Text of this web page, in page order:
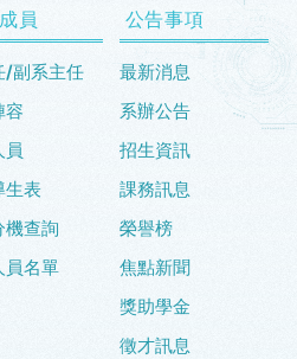
員
/副系主任
容
員
生表
機查詢
員名單
公告事項
最新消息
系辦公告
招生資訊
課務訊息
榮譽榜
焦點新聞
獎助學金
徵才訊息